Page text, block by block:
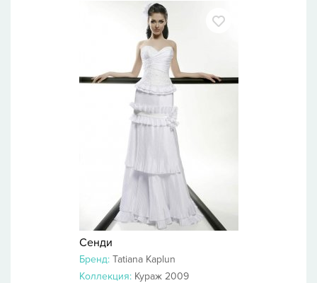
Сенди
Бренд: Tatiana Kaplun
Коллекция: Кураж 2009